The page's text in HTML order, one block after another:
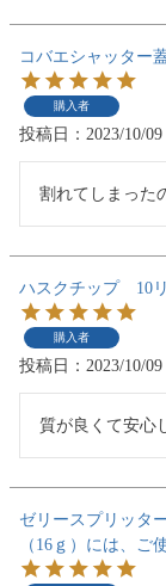
コバエシャッター
購入者
投稿日 2023/10/09
割れてしまった
ハスクチップ 10
購入者
投稿日 2023/10/09
質が良くて安心
ゼリースプリッタ
（16ｇ）には、ご